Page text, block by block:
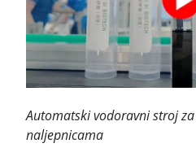
Automatski vodoravni stroj
naljepnicama